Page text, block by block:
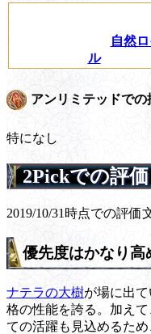
自然
ル
アンリミテッドで
特になし
2Pickでの評
2019/10/31時点での評価
優先度はかなり高
ナテラの大樹が場に出
格の性能を誇る。加え
ての活躍も見込めるため